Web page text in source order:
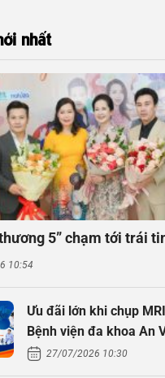
nhất
5” chạm tới trái
10:54
Ưu đãi lớn khi chụp
Bệnh viện đa khoa An
27/07/2026 10:30